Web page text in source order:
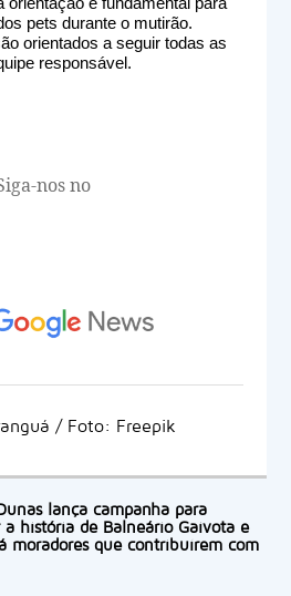
pets durante o mutirão.
orientados a seguir todas as
responsável.
nos no
/ Foto: Freepik
lança campanha para
a história de Balneário Gaivota e
moradores que contribuírem com